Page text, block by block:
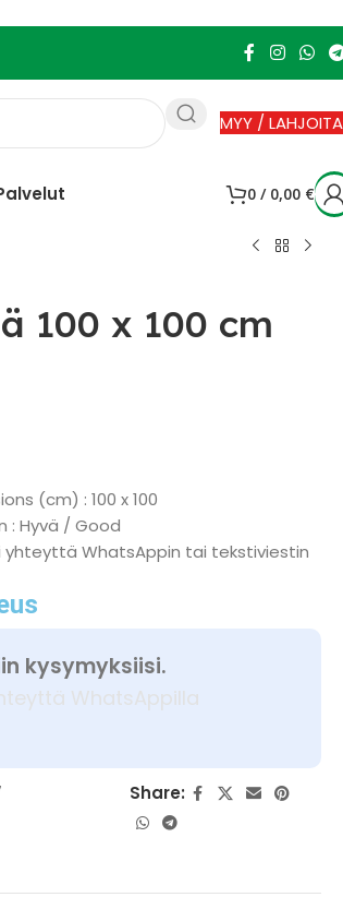
MYY / LAHJOITA
0 / 0,00 €
100 x 100 cm
(cm) : 100 x 100
: Hyvä / Good
WhatsAppin tai tekstiviestin
kysymyksiisi.
WhatsAppilla
Share: